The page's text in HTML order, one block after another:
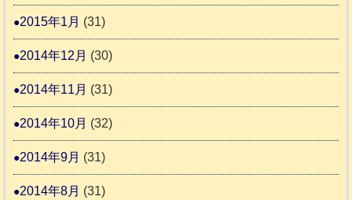
2015年1月 (31)
2014年12月 (30)
2014年11月 (31)
2014年10月 (32)
2014年9月 (31)
2014年8月 (31)